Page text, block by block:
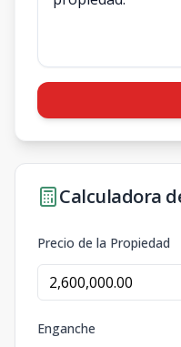
Calculadora
Precio de la Propiedad
Enganche